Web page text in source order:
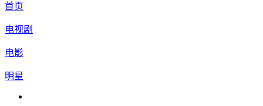
首页
电视剧
电影
明星